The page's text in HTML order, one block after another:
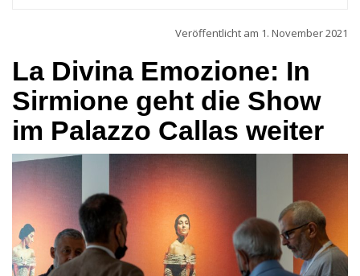
Veröffentlicht am 1. November 2021
La Divina Emozione: In
Sirmione geht die Show
im Palazzo Callas weiter